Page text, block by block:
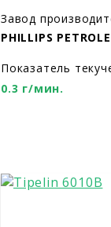
Завод
PHILLIPS
Показатель
0.3 г/мин.